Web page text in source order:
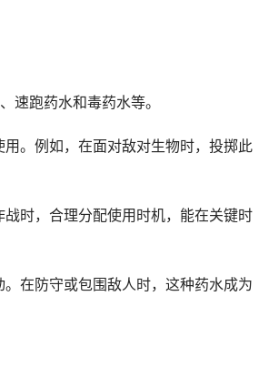
速跑药水和毒药水等。
。例如，在面对敌对生物时，投掷此
时，合理分配使用时机，能在关键时
在防守或包围敌人时，这种药水成为